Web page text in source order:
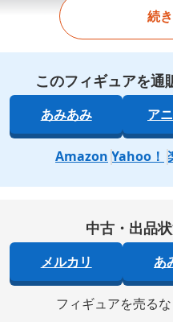
続
このフィギュアを通
あみあみ ア
Amazon Yahoo！
中古・出品
メルカリ あ
フィギュアを売る